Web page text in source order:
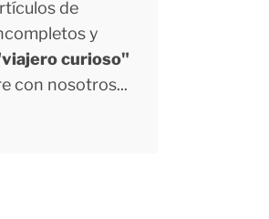
de
y
curioso"
con nosotros...